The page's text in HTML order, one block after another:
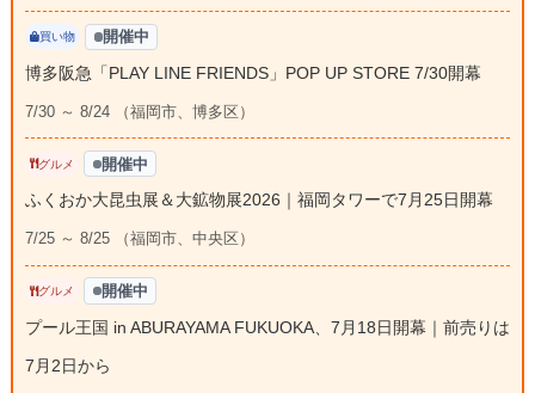
買い物 開催中
博多阪急「PLAY LINE FRIENDS」POP UP STORE 7/30開幕
7/30 ～ 8/24 （福岡市、博多区）
グルメ 開催中
ふくおか大昆虫展＆大鉱物展2026｜福岡タワーで7月25日開幕
7/25 ～ 8/25 （福岡市、中央区）
グルメ 開催中
プール王国 in ABURAYAMA FUKUOKA、7月18日開幕｜前売りは
7月2日から